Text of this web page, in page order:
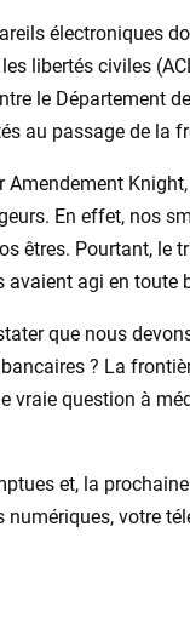
électroniques
libertés civiles
le Département
au passage de la
En effet, nos
êtres. Pourtant, le
avaient agi en toute
que nous
? La
vraie question à
et, la
votre